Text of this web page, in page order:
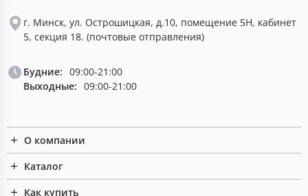
г. Минск, ул. Острошицкая, д.10, помещение 5Н, кабинет
5, секция 18. (почтовые отправления)
Будние: 09:00-21:00
Выходные: 09:00-21:00
О компании
Каталог
Как купить